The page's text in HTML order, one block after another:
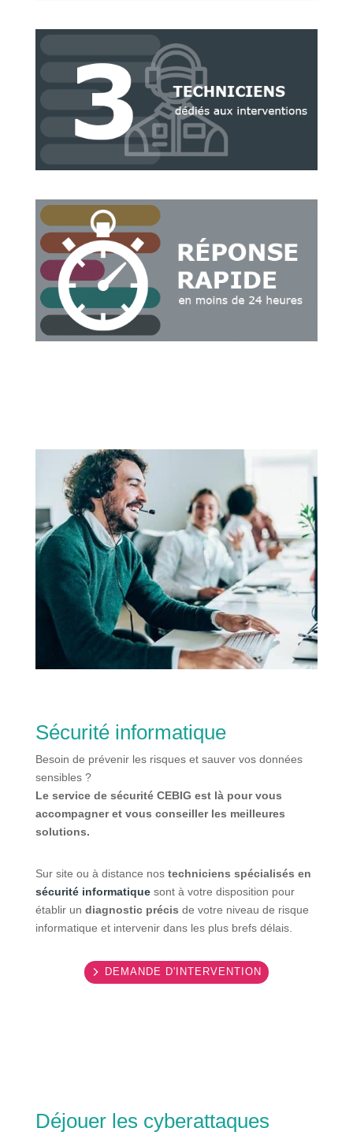
Sécurité informatique
Besoin de prévenir les risques et sauver vos données
sensibles ?
Le service de sécurité CEBIG est là pour vous
accompagner et vous conseiller les meilleures
solutions.
Sur site ou à distance nos techniciens spécialisés en
sécurité informatiquesont à votre disposition pour
établir un diagnostic précis de votre niveau de risque
informatique et intervenir dans les plus brefs délais.
DEMANDE D'INTERVENTION
Déjouer les cyberattaques